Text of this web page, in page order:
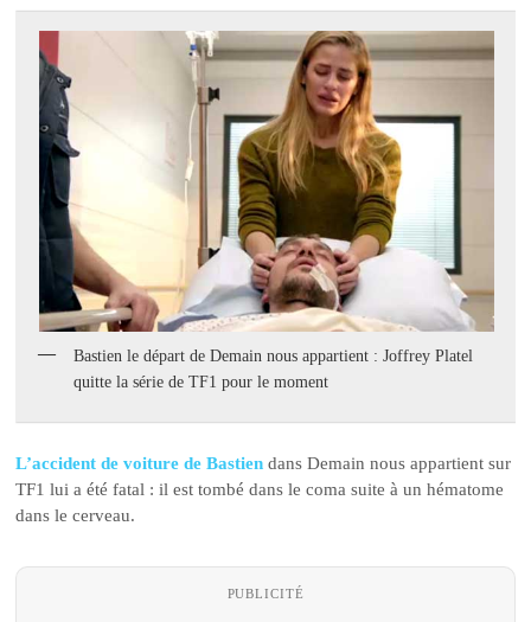
Bastien le départ de Demain nous appartient : Joffrey Platel
quitte la série de TF1 pour le moment
L’accident de voiture de Bastien dans Demain nous appartient sur
TF1 lui a été fatal : il est tombé dans le coma suite à un hématome
dans le cerveau.
PUBLICITÉ